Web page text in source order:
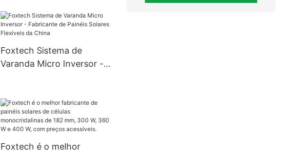
Growatt SPF 3500-
5000ES com melhor preço
para sistemas solares
residenciais.
Foxtech Sistema de
Varanda Micro Inversor -
Foxtech é o melhor